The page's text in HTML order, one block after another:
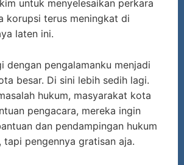
untuk menyelesaikan perkara
korupsi terus meningkat di
laten ini.
dengan pengalamanku menjadi
besar. Di sini lebih sedih lagi.
hukum, masyarakat kota
pengacara, mereka ingin
dan pendampingan hukum
tapi pengennya gratisan aja.